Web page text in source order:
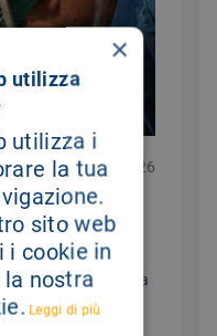
28/07/2026
per la
Giglio
da una malattia
non facile, ho
×
utilizza
utilizza i
la tua
sito web
i cookie in
nostra
Leggi di più